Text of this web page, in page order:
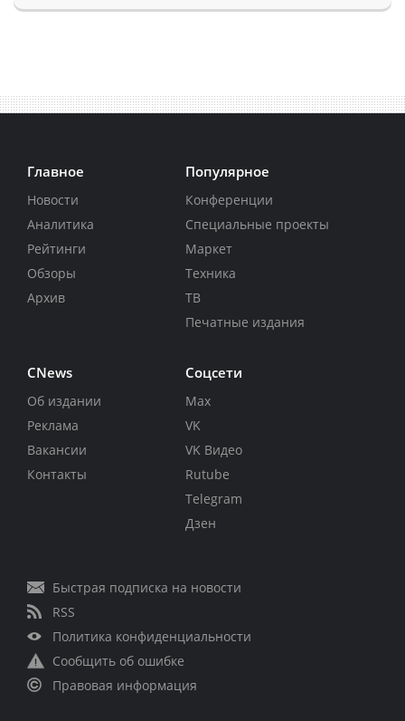
Главное
Новости
Аналитика
Рейтинги
Обзоры
Архив
Популярное
Конференции
Специальные проекты
Маркет
Техника
ТВ
Печатные издания
CNews
Об издании
Реклама
Вакансии
Контакты
Соцсети
Max
VK
VK Видео
Rutube
Telegram
Дзен
Быстрая подписка на новости
RSS
Политика конфиденциальности
Сообщить об ошибке
Правовая информация